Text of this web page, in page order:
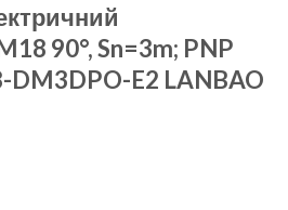
90°, Sn=3m; PNP
DM3DPO-E2 LANBAO